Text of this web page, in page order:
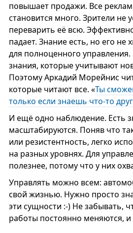
повышает продажи. Все
становится много. Зрители не
переварить её всю.
падает. Знание есть, но его не
для полноценного
знания, которые учитывают
Поэтому Аркадий Морейнис
которые читают все. «Ты
только если знаешь что-то
И ещё одно наблюдение. Есть
масштабируются. Поняв что
или резистентность, легко
на разных уровнях. Для
полезнее, потому что у них
Управлять можно всем:
свой жизнью. Нужно просто
эти сущности :-) Не забывать,
работы постоянно меняются,